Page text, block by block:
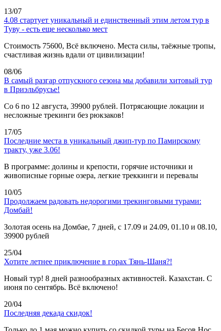
13/07
4.08 стартует уникальный и единственный этим летом тур в
Туву - есть еще несколько мест
Стоимость 75600, Всё включено. Места силы, таёжные тропы,
счастливая жизнь вдали от цивилизации!
08/06
В самый разгар отпускного сезона мы добавили хитовый тур
в Приэльбрусье!
Со 6 по 12 августа, 39900 рублей. Потрясающие локации и
несложные трекинги без рюкзаков!
17/05
Последние места в уникальный джип-тур по Памирскому
тракту, уже 3.06!
В программе: долины и крепости, горячие источники и
живописные горные озера, легкие треккинги и перевалы
10/05
Продолжаем радовать недорогими трекинговыми турами:
Домбай!
Золотая осень на Домбае, 7 дней, с 17.09 и 24.09, 01.10 и 08.10,
39900 рублей
25/04
Хотите летнее приключение в горах Тянь-Шаня?!
Новый тур! 8 дней разнообразных активностей. Казахстан. С
июня по сентябрь. Всё включено!
20/04
Последняя декада скидок!